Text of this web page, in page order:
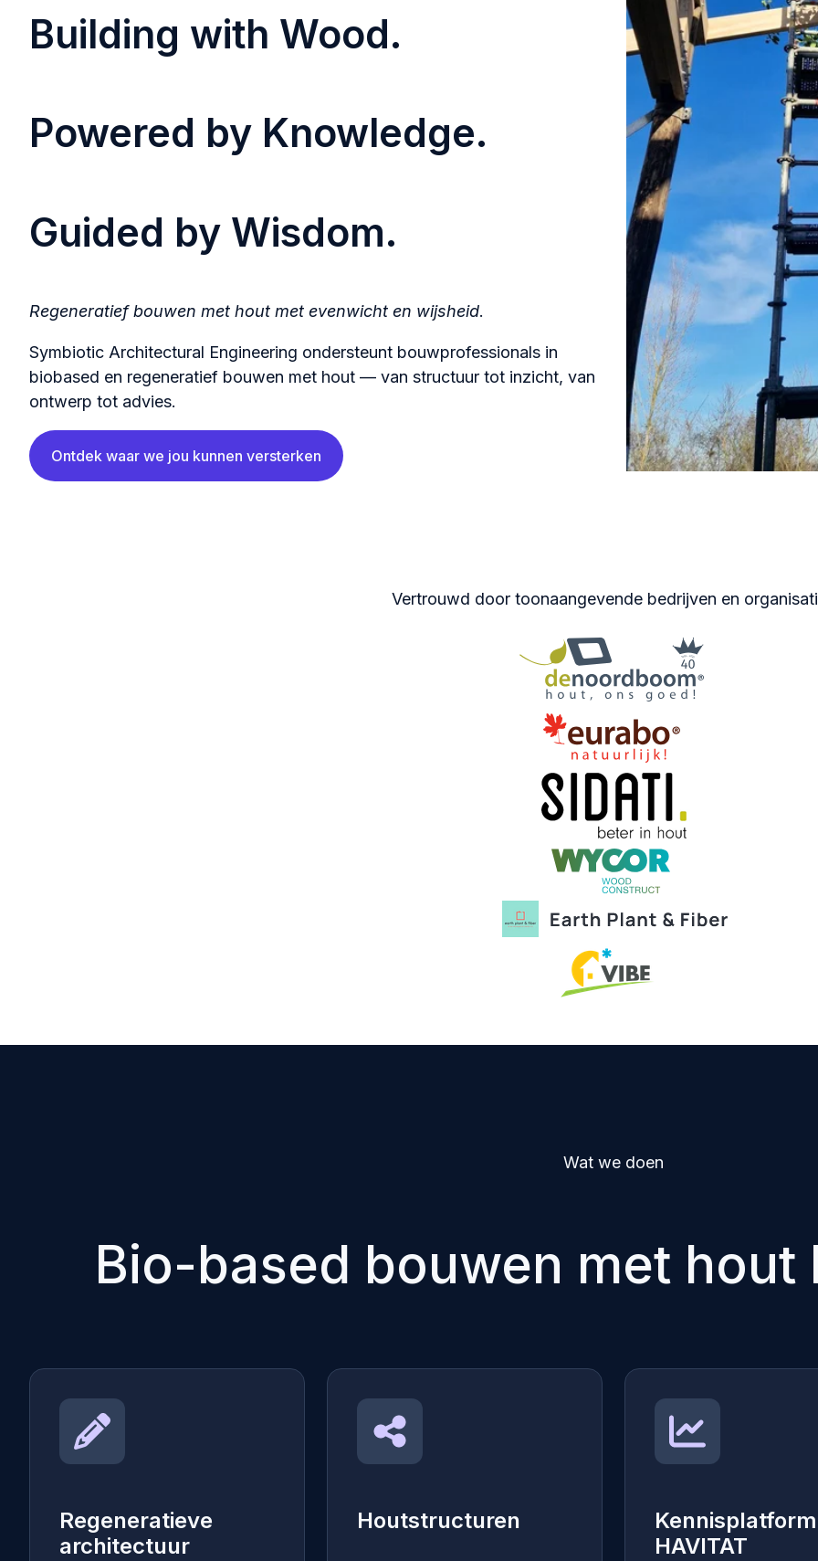
Building with Wood.
Powered by Knowledge.
Guided by Wisdom.
Regeneratief bouwen met hout met evenwicht en wijsheid.
Symbiotic Architectural Engineering ondersteunt bouwprofessionals in
biobased en regeneratief bouwen met hout — van structuur tot inzicht, van
ontwerp tot advies.
Ontdek waar we jou kunnen versterken
Vertrouwd door toonaangevende bedrijven en
Wat we doen
Bio-based bouwen met hout
Regeneratieve
architectuur
Houtstructuren
Kennisplatform
HAVITAT